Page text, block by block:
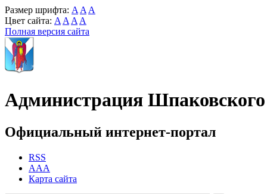
Размер шрифта: A A A
Цвет сайта: A A A A
Полная версия сайта
Администрация
Официальный интернет-портал
RSS
AAA
Карта сайта